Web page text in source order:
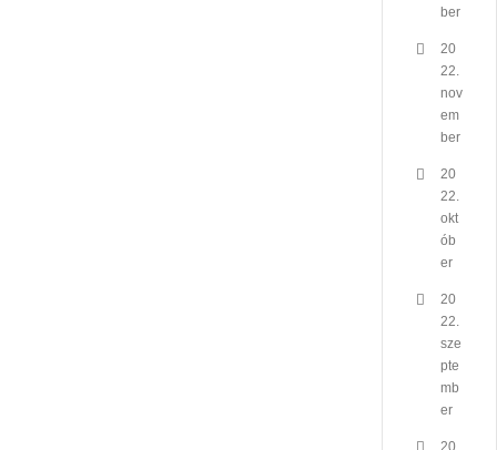
ber
20
22.
nov
em
ber
20
22.
okt
ób
er
20
22.
sze
pte
mb
er
20